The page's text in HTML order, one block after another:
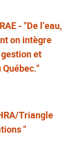
- "De l’eau,
on intègre
et
Triangle
"